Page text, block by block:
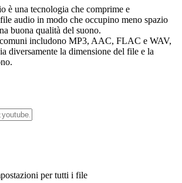
è una tecnologia che comprime e
audio in modo che occupino meno spazio
buona qualità del suono.
includono MP3, AAC, FLAC e WAV,
diversamente la dimensione del file e la
per tutti i file